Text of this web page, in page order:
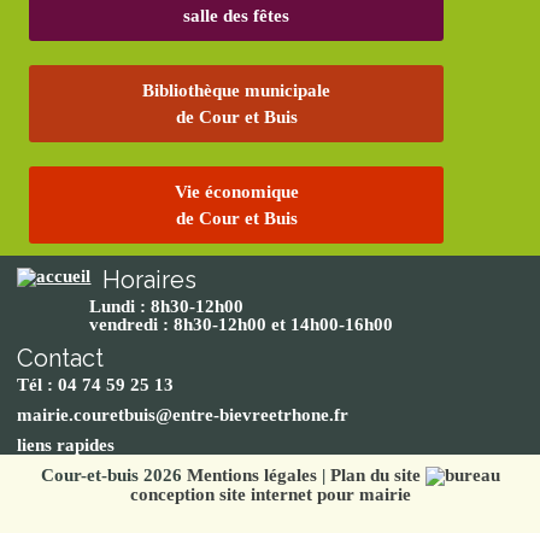
salle des fêtes
Bibliothèque municipale
de Cour et Buis
Vie économique
de Cour et Buis
Horaires
Lundi : 8h30-12h00
vendredi : 8h30-12h00 et 14h00-16h00
Contact
Tél : 04 74 59 25 13
mairie.couretbuis@entre-bievreetrhone.fr
liens rapides
Cour-et-buis 2026 Mentions légales| Plan du site
conception site internet pour mairie